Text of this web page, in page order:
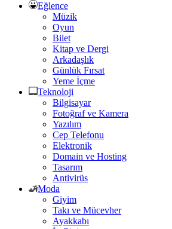
Eğlence
Müzik
Oyun
Bilet
Kitap ve Dergi
Arkadaşlık
Günlük Fırsat
Yeme İçme
Teknoloji
Bilgisayar
Fotoğraf ve Kamera
Yazılım
Cep Telefonu
Elektronik
Domain ve Hosting
Tasarım
Antivirüs
Moda
Giyim
Takı ve Mücevher
Ayakkabı